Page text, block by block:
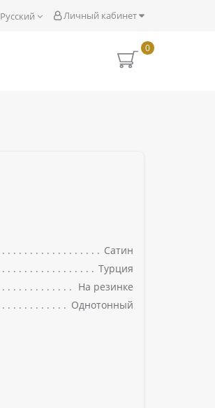
Личный кабинет
Русский
0
Сатин
Турция
На резинке
Однотонный